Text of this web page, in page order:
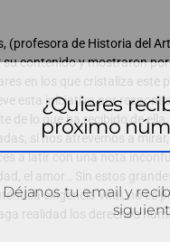
(profesora de Historia del
contenido y mostraron
en los que cristaliza este
esta iniciativa por
de lo que ha recibido de
si nos atrevemos a
a latir con una nota
el amor… Sin estos
exigencia vital, no es
realidad los derechos
¿Quieres
próximo
Déjanos tu email y